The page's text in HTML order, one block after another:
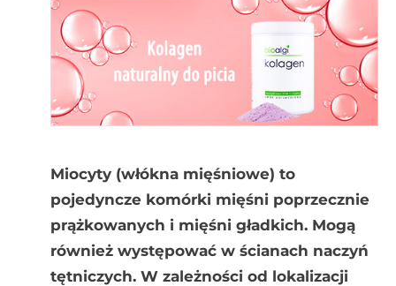
Miocyty (włókna mięśniowe) to
pojedyncze komórki mięśni poprzecznie
prążkowanych i mięśni gładkich. Mogą
również występować w ścianach naczyń
tętniczych. W zależności od lokalizacji